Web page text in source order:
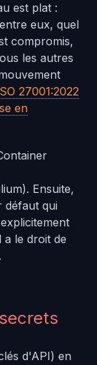
est plat :
eux, quel
compromis,
les autres
27001:2022
en
Ensuite,
défaut qui
a le droit de
d'API) en